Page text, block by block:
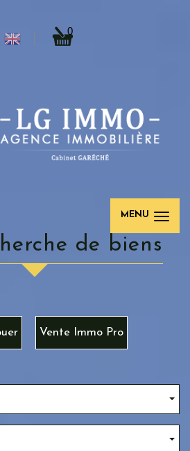
0
MENU
de biens
Vente Immo Pro